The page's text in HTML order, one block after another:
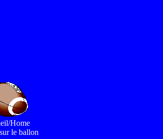
Home
le ballon